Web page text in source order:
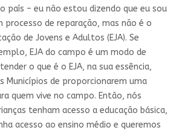
país – eu não estou dizendo que eu sou
processo de reparação, mas não é o
de Jovens e Adultos (EJA). Se
EJA do campo é um modo de
o que é o EJA, na sua essência,
Municípios de proporcionarem uma
quem vive no campo. Então, nós
tenham acesso a educação básica,
acesso ao ensino médio e queremos